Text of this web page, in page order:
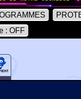
: OFF